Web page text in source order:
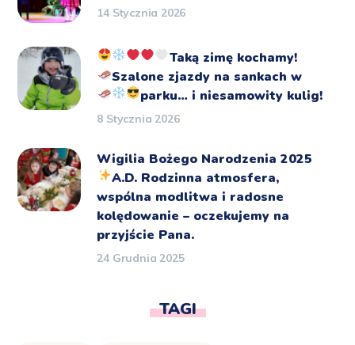
14 Stycznia 2026
Taką zimę kochamy!
Szalone zjazdy na sankach w
parku… i niesamowity kulig!
8 Stycznia 2026
Wigilia Bożego Narodzenia 2025
A.D. Rodzinna atmosfera,
wspólna modlitwa i radosne
kolędowanie – oczekujemy na
przyjście Pana.
24 Grudnia 2025
TAGI